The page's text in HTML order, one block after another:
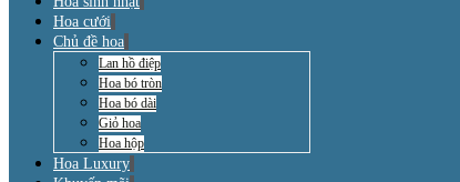
Hoa cưới
Chủ đề hoa
Lan hồ điệp
Hoa bó tròn
Hoa bó dài
Giỏ hoa
Hoa hộp
Hoa Luxury